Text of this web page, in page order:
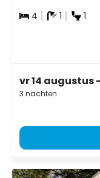
4 1 1
vr 14 augustus
3 nachten